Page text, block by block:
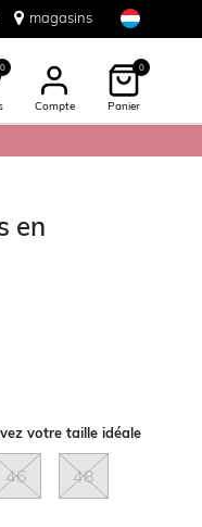
magasins
0
Compte
0
Panier
en
votre taille idéale
46 48